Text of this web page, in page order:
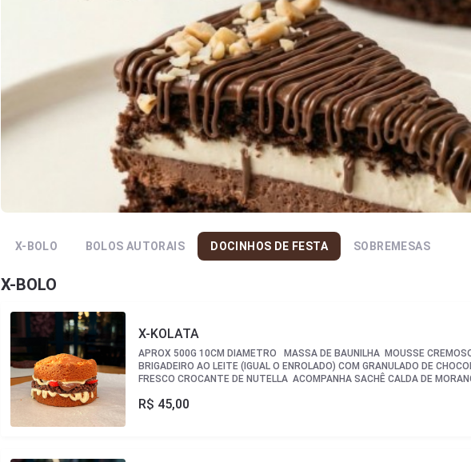
X-BOLO BOLOS AUTORAIS DOCINHOS DE FESTA SOBREMESAS
X-BOLO
X-KOLATA
APROX 500G 10CM DIAMETRO MASSA DE BAUNILHA MOUSSE CREMOSO DE LEITE NINHO
BRIGADEIRO AO LEITE (IGUAL O ENROLADO) COM GRANULADO DE
FRESCO CROCANTE DE NUTELLA ACOMPANHA SACHÊ CALDA DE
R$ 45,00